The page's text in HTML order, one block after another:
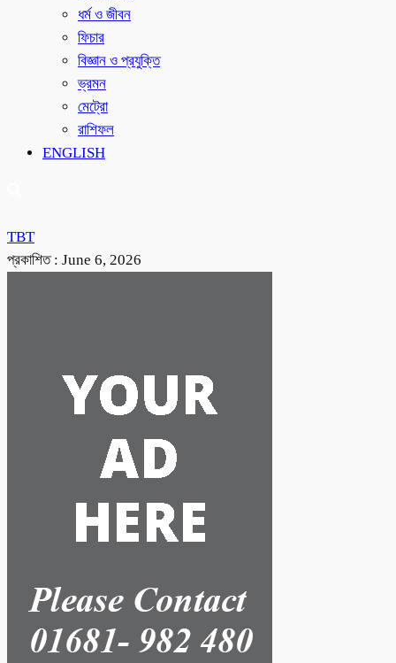
ধর্ম ও জীবন
ফিচার
বিজ্ঞান ও প্রযুক্তি
ভ্রমন
মেট্রো
রাশিফল
ENGLISH
TBT
প্রকাশিত : June 6, 2026